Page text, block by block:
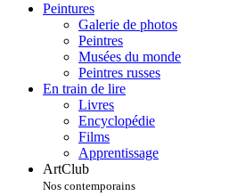
Peintures
Galerie de photos
Peintres
Musées du monde
Peintres russes
En train de lire
Livres
Encyclopédie
Films
Apprentissage
ArtClub
Nos contemporains